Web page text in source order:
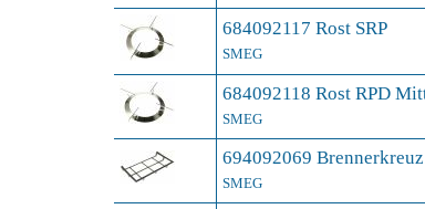
684092117 Rost SRP
SMEG
684092118 Rost RPD
SMEG
694092069
SMEG